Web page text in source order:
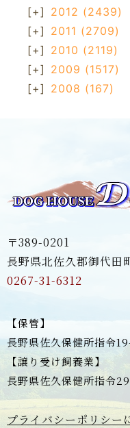
[+] 2012 (2439)
[+] 2011 (2709)
[+] 2010 (2119)
[+] 2009 (1517)
[+] 2008 (167)
〒389-0201
長野県北佐久郡御代田
0267-31-6312
【保管】
長野県佐久保健所指令
【譲り受け飼養業】
長野県佐久保健所指令
プライバシーポリシー